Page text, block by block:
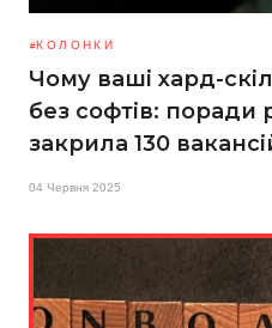
КОЛОНКИ
Чому ваші хард-
без софтів: поради
закрила 130
04 Червня 2025